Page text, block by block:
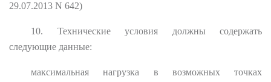
29.07.2013 N 642)
10. Технические условия должны содержать
следующие данные:
максимальная нагрузка в возможных точках